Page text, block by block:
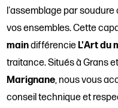
l'assemblage par
vos ensembles. Cette
maindifférencieL'Art du
traitance. Situés à Grans
Marignane, nous vous
conseil technique et